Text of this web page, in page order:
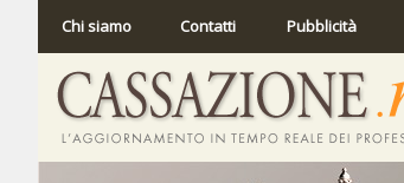
Chi siamo Contatti Pubblicità